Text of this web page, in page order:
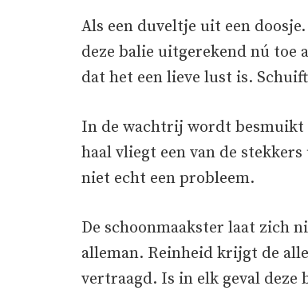
Als een duveltje uit een
deze balie uitgerekend nú toe
dat het een lieve lust is.
In de wachtrij wordt besmuikt
haal vliegt een van de
niet echt een probleem.
De schoonmaakster laat zich
alleman. Reinheid krijgt de
vertraagd. Is in elk geval deze